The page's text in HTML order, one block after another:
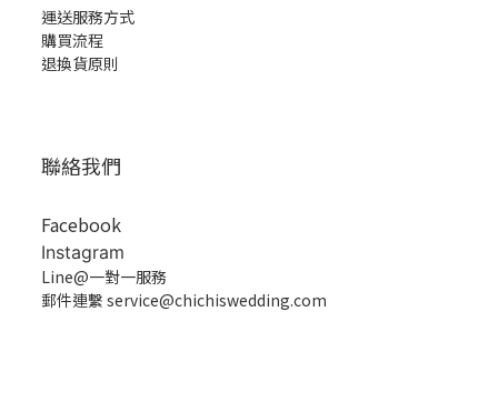
運送服務方式
購買流程
退換貨原則
聯絡我們
Facebook
Instagram
Line@一對一服務
郵件連繫 service@chichiswedding.com